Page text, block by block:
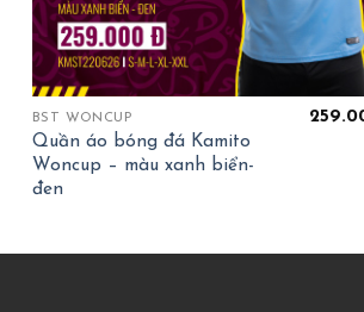
+
BST WONCUP
Quần áo bóng đá Kamito
Woncup – màu xanh biển-
đen